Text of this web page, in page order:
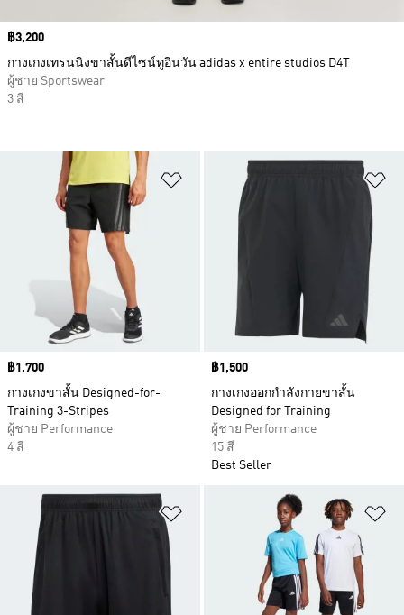
เพิ่มไปยังรายการสินค้าโปรด
Price
฿1,700
กางเกงขาสั้น Designed-for-
Training 3-Stripes
ผู้ชาย Performance
4 สี
Price
฿1,500
กางเกงออกกำลังกายขาสั้น
Designed for Training
ผู้ชาย Performance
15 สี
Best Seller
เพิ่มไปยังรายการสินค้าโปรด
Price
฿3,200
กางเกงเทรนนิงขาสั้นดีไซน์ทูอินวัน adidas x entire studios D4T
ผู้ชาย Sportswear
3 สี